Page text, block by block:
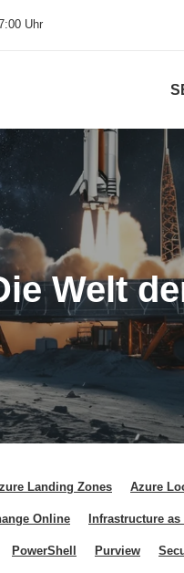
Uhr
Welt
Landing Zones Azure
Online Infrastructure as
PowerShell Purview